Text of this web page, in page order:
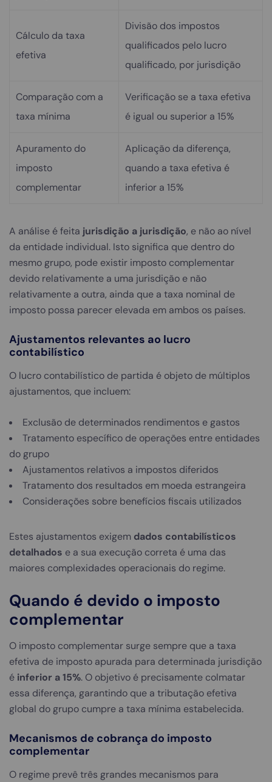
Cálculo da taxa
efetiva
Divisão dos impostos
qualificados pelo lucro
qualificado, por jurisdição
Comparação com a
taxa mínima
Verificação se a taxa efetiva
é igual ou superior a 15%
Apuramento do
imposto
complementar
Aplicação da diferença,
quando a taxa efetiva é
inferior a 15%
A análise é feita jurisdição a jurisdição, e não ao nível
da entidade individual. Isto significa que dentro do
mesmo grupo, pode existir imposto complementar
devido relativamente a uma jurisdição e não
relativamente a outra, ainda que a taxa nominal de
imposto possa parecer elevada em ambos os países.
Ajustamentos relevantes ao lucro
contabilístico
O lucro contabilístico de partida é objeto de múltiplos
ajustamentos, que incluem:
Exclusão de determinados rendimentos e gastos
Tratamento específico de operações entre entidades
do grupo
Ajustamentos relativos a impostos diferidos
Tratamento dos resultados em moeda estrangeira
Considerações sobre benefícios fiscais utilizados
Estes ajustamentos exigem dados contabilísticos
detalhados e a sua execução correta é uma das
maiores complexidades operacionais do regime.
Quando é devido o imposto
complementar
O imposto complementar surge sempre que a taxa
efetiva de imposto apurada para determinada jurisdição
é inferior a 15%. O objetivo é precisamente colmatar
essa diferença, garantindo que a tributação efetiva
global do grupo cumpre a taxa mínima estabelecida.
Mecanismos de cobrança do imposto
complementar
O regime prevê três grandes mecanismos para